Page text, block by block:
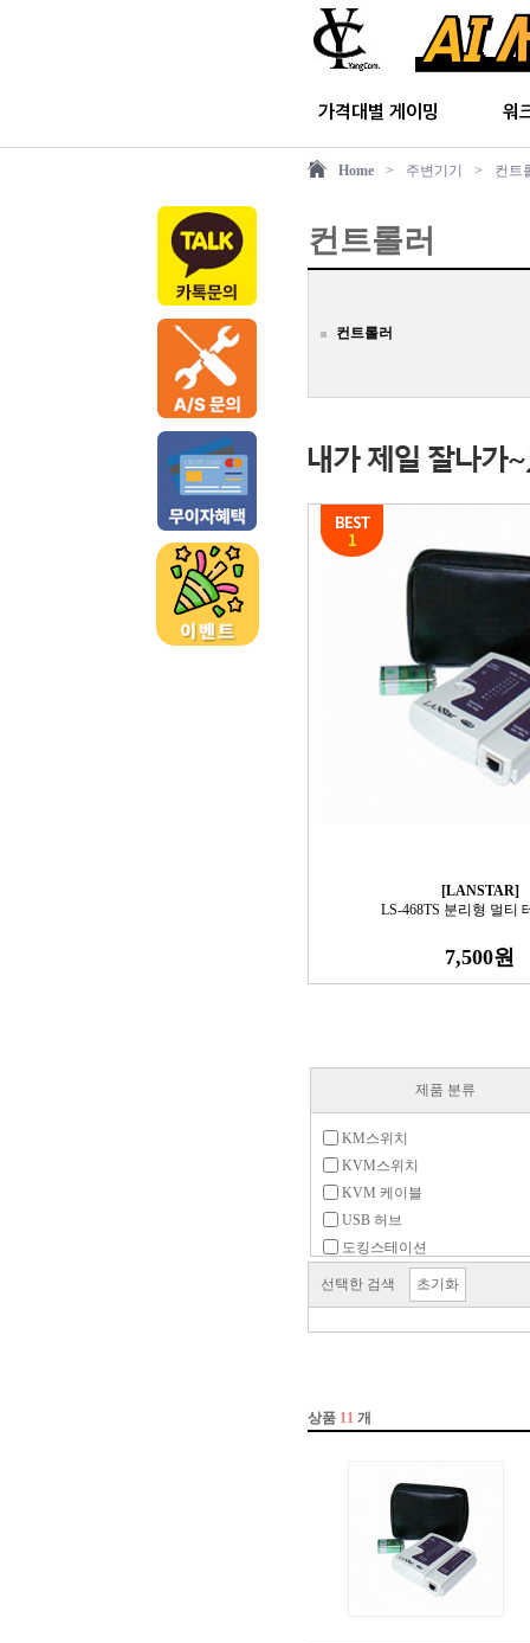
가격대별 게이밍 워
Home > 주변기기 > 컨트
컨트롤러
컨트롤러
[LANSTAR]
LS-468TS 분리형 멀티
7,500원
제품 분류
KM스위치
KVM스위치
KVM 케이블
USB 허브
도킹스테이션
디바이스서버
매트릭스 스위치(n:n)
멀티허브
분배기/선택기
선택기(n:1)
신호분리기
연장기(리피터)
외부전원 스위치
선택한 검색 초기화